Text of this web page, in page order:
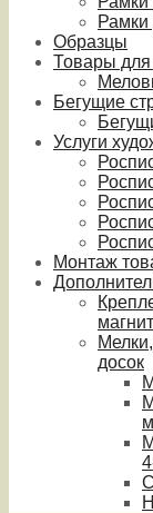
Рамки
Образцы
Товары
Бегущие
Услуги
Монтаж
досок